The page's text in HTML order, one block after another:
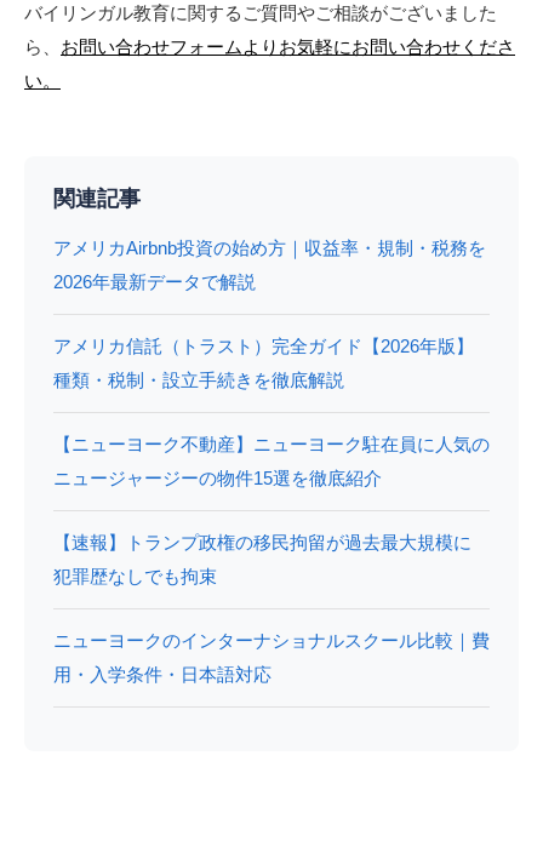
バイリンガル教育に関するご質問やご相談がございました
ら、 お問い合わせフォームよりお気軽にお問い合わせくださ
い。
関連記事
アメリカAirbnb投資の始め方｜収益率・規制・税務を
2026年最新データで解説
アメリカ信託（トラスト）完全ガイド【2026年版】
種類・税制・設立手続きを徹底解説
【ニューヨーク不動産】ニューヨーク駐在員に人気の
ニュージャージーの物件15選を徹底紹介
【速報】トランプ政権の移民拘留が過去最大規模に
犯罪歴なしでも拘束
ニューヨークのインターナショナルスクール比較｜費
用・入学条件・日本語対応